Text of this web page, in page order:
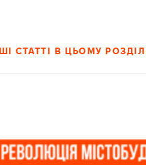
СТАТТІ В ЦЬОМУ